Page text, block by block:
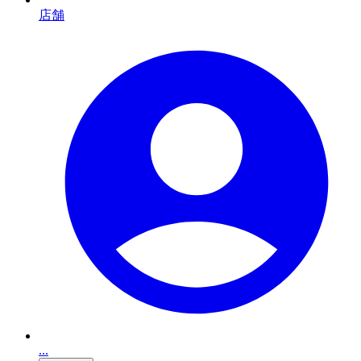
店舗
...